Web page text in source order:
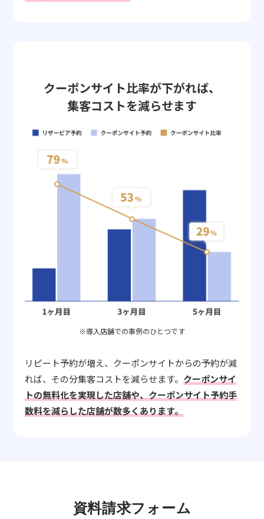
クーポンサイト比率が下がれば、
集客コストを減らせます
※導入店舗での事例のひとつです
リピート予約が増え、クーポンサイトからの予約が減
れば、その分集客コストを減らせます。クーポンサイ
トの無料化を実現した店舗や、クーポンサイト予約手
数料を減らした店舗が数多くあります。
資料請求フォーム